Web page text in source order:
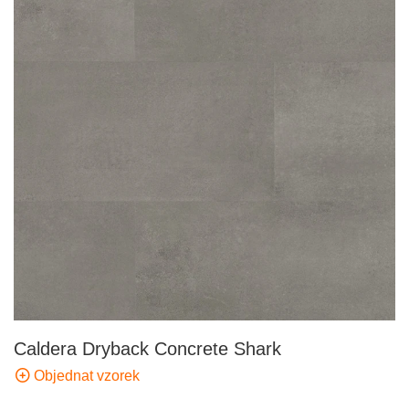
Caldera Dryback Concrete Shark
Objednat vzorek